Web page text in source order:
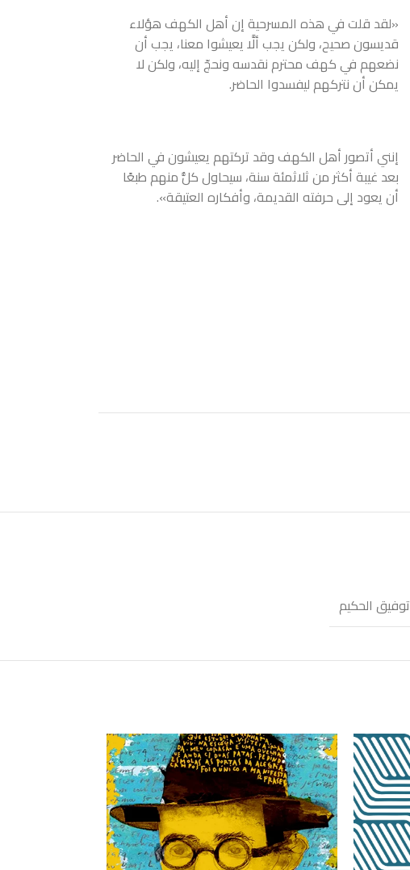
«لقد قلت في هذه المسرحية إن أهل الكهف هؤلاء
قديسون صحيح، ولكن يجب ألَّا يعيشوا معنا، يجب أن
نضعهم في كهف محترم نقدسه ونحجّ إليه، ولكن لا
يمكن أن نتركهم ليفسدوا الحاضر.
إنني أتصور أهل الكهف وقد تركتهم يعيشون في الحاضر
بعد غيبة أكثر من ثلاثمئة سنة، سيحاول كلُّ منهم طبعًا
أن يعود إلى حرفته القديمة، وأفكاره العتيقة».
توفيق الحكيم